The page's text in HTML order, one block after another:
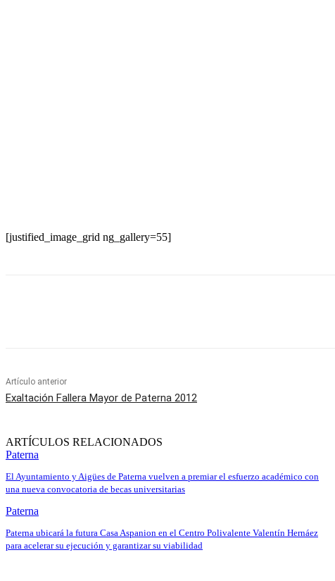
[justified_image_grid ng_gallery=55]
Artículo anterior
Exaltación Fallera Mayor de Paterna 2012
ARTÍCULOS RELACIONADOS
Paterna
El Ayuntamiento y Aigües de Paterna vuelven a premiar el esfuerzo académico con
una nueva convocatoria de becas universitarias
Paterna
Paterna ubicará la futura Casa Aspanion en el Centro Polivalente Valentín Hernáez
para acelerar su ejecución y garantizar su viabilidad